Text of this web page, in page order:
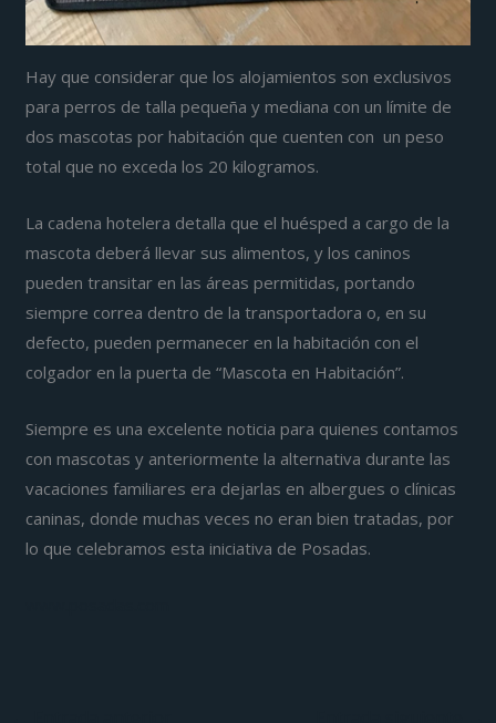
Hay que considerar que los alojamientos son exclusivos
para perros de talla pequeña y mediana con un límite de
dos mascotas por habitación que cuenten con un peso
total que no exceda los 20 kilogramos.
La cadena hotelera detalla que el huésped a cargo de la
mascota deberá llevar sus alimentos, y los caninos
pueden transitar en las áreas permitidas, portando
siempre correa dentro de la transportadora o, en su
defecto, pueden permanecer en la habitación con el
colgador en la puerta de “Mascota en Habitación”.
Siempre es una excelente noticia para quienes contamos
con mascotas y anteriormente la alternativa durante las
vacaciones familiares era dejarlas en albergues o clínicas
caninas, donde muchas veces no eran bien tratadas, por
lo que celebramos esta iniciativa de Posadas.